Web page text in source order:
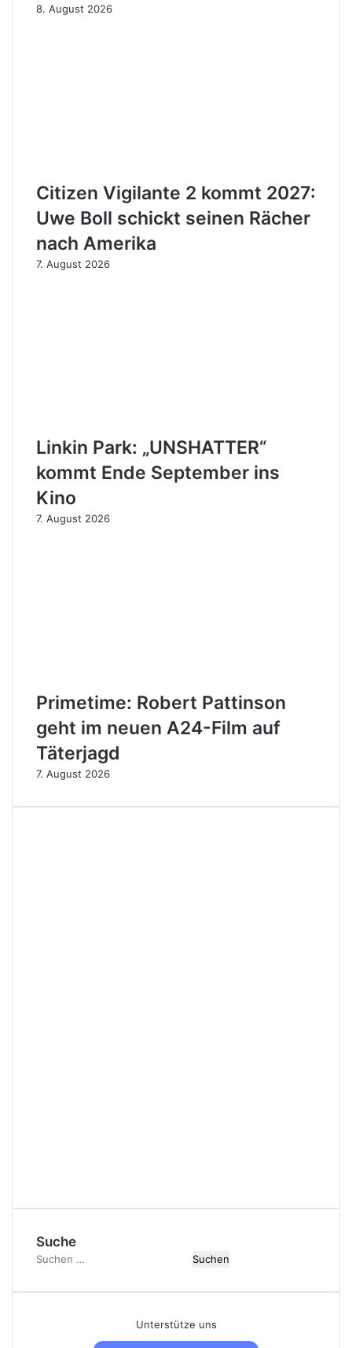
8. August 2026
Citizen Vigilante 2 kommt 2027:
Uwe Boll schickt seinen Rächer
nach Amerika
7. August 2026
Linkin Park: „UNSHATTER“
kommt Ende September ins
Kino
7. August 2026
Primetime: Robert Pattinson
geht im neuen A24-Film auf
Täterjagd
7. August 2026
Suche
Suchen
Unterstütze uns